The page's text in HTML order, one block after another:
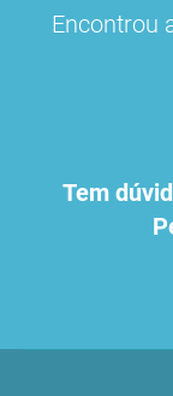
Encontrou
Tem